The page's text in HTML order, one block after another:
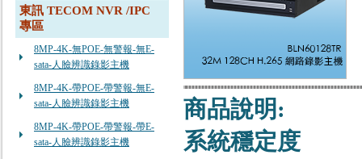
東訊 TECOM NVR /IPC
專區
8MP-4K-無POE-無警報-無E-
sata-人臉辨識錄影主機
8MP-4K-帶POE-帶警報-無E-
sata-人臉辨識錄影主機
8MP-4K-帶POE-帶警報-帶E-
sata-人臉辨識錄影主機
商品說明:
系統穩定度